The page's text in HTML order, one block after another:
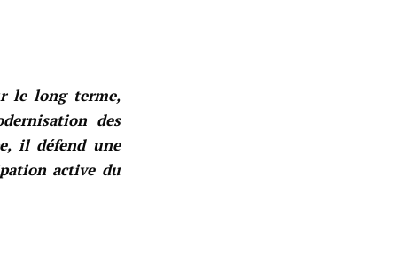
le long terme,
des
il défend une
active du